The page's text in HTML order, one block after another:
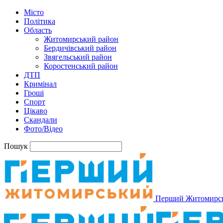
Місто
Політика
Область
Житомирський район
Бердичівський район
Звягельський район
Коростенський район
ДТП
Кримінал
Гроші
Спорт
Цікаво
Скандали
Фото/Відео
Пошук
Перший